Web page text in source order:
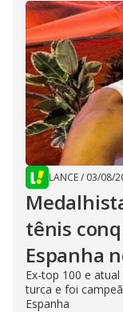
LANCE/ 03/08/
tênis
Espanha
Ex-top 100 e
turca e foi
Espanha